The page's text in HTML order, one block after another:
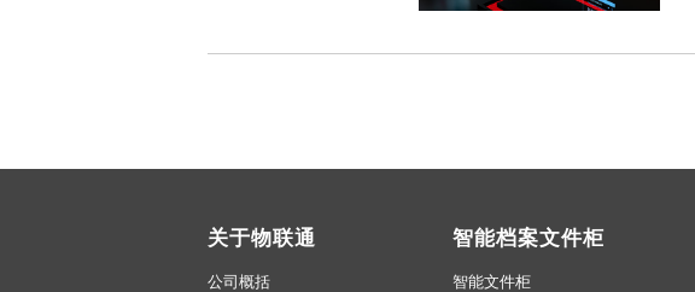
关于物联通
公司概括
智能档案文件柜
智能文件柜